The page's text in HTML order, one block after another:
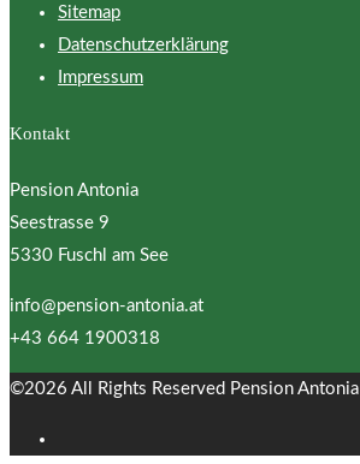
Sitemap
Datenschutzerklärung
Impressum
Kontakt
Pension Antonia
Seestrasse 9
5330 Fuschl am See
info@pension-antonia.at
+43 664 1900318
©2026 All Rights Reserved Pension Antonia